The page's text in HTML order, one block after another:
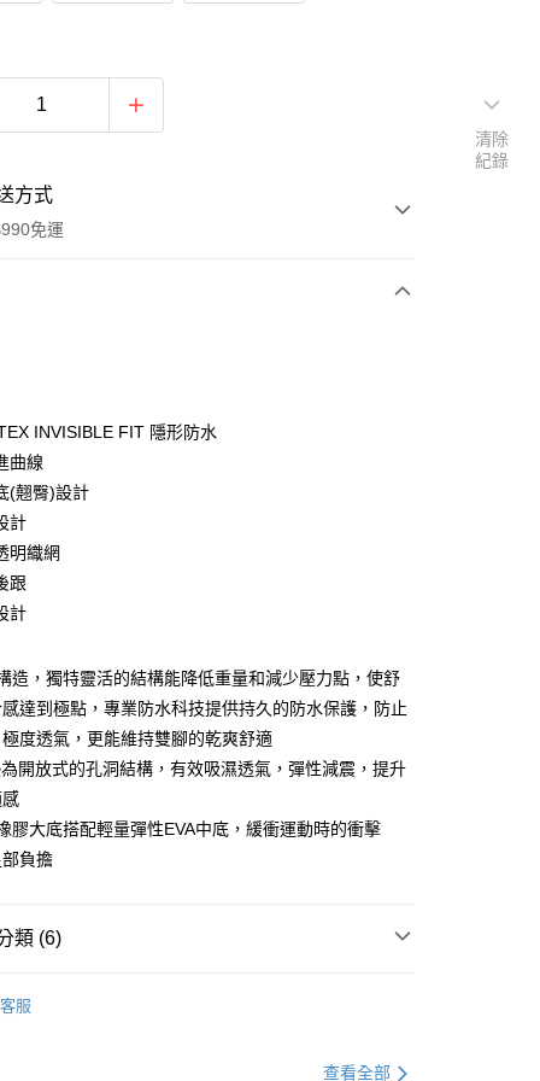
方式
免運
滿NT$990(含以上)免運費
取
滿NT$699(含以上)免運費
INVISIBLE FIT 隱形防水
曲線
(翹臀)設計
計
明織網
跟
計
造，獨特靈活的結構能降低重量和減少壓力點，使舒
達到極點，專業防水科技提供持久的防水保護，防止
度透氣，更能維持雙腳的乾爽舒適
開放式的孔洞結構，有效吸濕透氣，彈性減震，提升
膠大底搭配輕量彈性EVA中底，緩衝運動時的衝擊
負擔
類 (6)
客服
查看全部
清除
紀錄